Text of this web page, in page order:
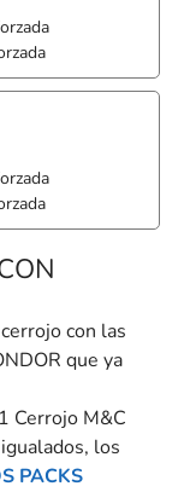
con las
que ya
Cerrojo M&C
los
PACKS